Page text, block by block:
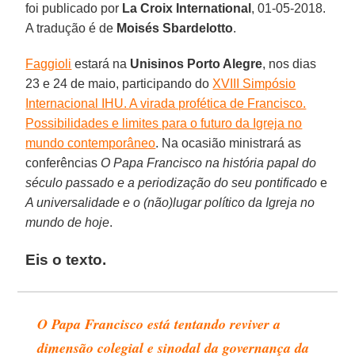
foi publicado por La Croix International , 01-05-2018.
A tradução é de Moisés Sbardelotto.
Faggioli estará na Unisinos Porto Alegre, nos dias
23 e 24 de maio, participando do XVIII Simpósio
Internacional IHU. A virada profética de Francisco.
Possibilidades e limites para o futuro da Igreja no
mundo contemporâneo. Na ocasião ministrará as
conferências O Papa Francisco na história papal do
século passado e a periodização do seu pontificado e
A universalidade e o (não)lugar político da Igreja no
mundo de hoje.
Eis o texto.
O Papa Francisco está tentando reviver a
dimensão colegial e sinodal da governança da